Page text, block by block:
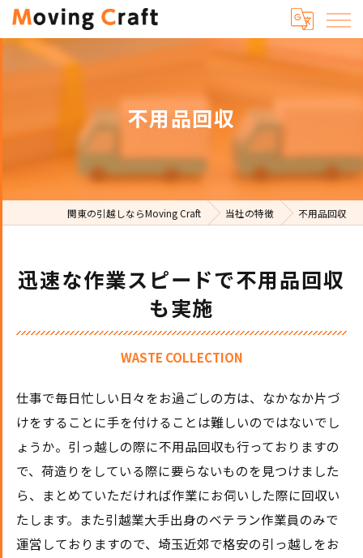
不用品回収
関東の引越しならMoving Craft 当社の特徴 不用品回収
迅速な作業スピードで不用品回収
も実施
WASTE COLLECTION
仕事で毎日忙しい日々をお過ごしの方は、なかなか片づ
けをすることに手を付けることは難しいのではないでし
ょうか。引っ越しの際に不用品回収も行っておりますの
で、荷造りをしている際に要らないものを見つけました
ら、まとめていただければ作業にお伺いした際に回収い
たします。また引越業大手出身のベテラン作業員のみで
運営しておりますので、埼玉近郊で格安の引っ越しをお